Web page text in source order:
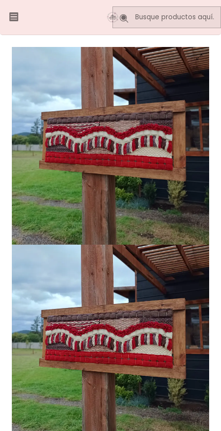
Telares Decorativos Murales
Telar Decorativo Horizontal